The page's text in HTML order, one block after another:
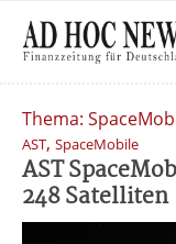
Thema:
AST, SpaceMobile
AST
248 Satelliten